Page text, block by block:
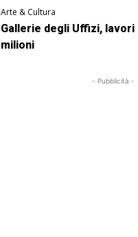
Arte & Cultura
Gallerie degli Uffizi,
milioni
- Pubblicità -